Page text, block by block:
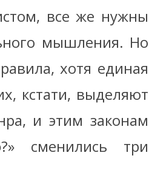
все же нужны
мышления. Но
хотя единая
кстати, выделяют
и этим законам
сменились три